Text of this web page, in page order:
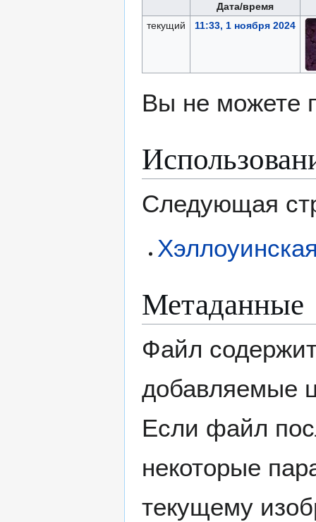
Дата/время
текущий
11:33, 1 ноября 2024
Вы не можете
Следующая
Метаданные
Файл
добавляемые
Если файл
некоторые
текущему